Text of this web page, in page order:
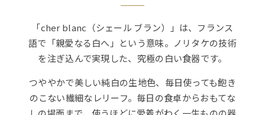
「cher blanc（シェール ブラン）」は、フランス
語で「親愛なる白へ」という意味。ノリタケの技術
を注ぎ込んで実現した、究極の白い食器です。
つややかで美しい純白の生地色、毎日使っても飽き
のこない繊細なレリーフ。毎日の食卓からおもてな